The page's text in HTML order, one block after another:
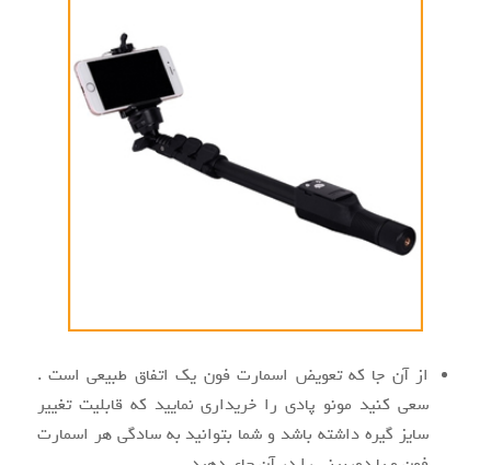
از آن جا که تعویض اسمارت فون یک اتفاق طبیعی است .
سعی کنید مونو پادی را خریداری نمایید که قابلیت تغییر
سایز گیره داشته باشد و شما بتوانید به سادگی هر اسمارت